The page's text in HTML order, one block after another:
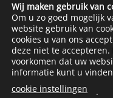
Wij maken gebruik van
Om u zo goed mogelijk
website gebruik van
cookies u van ons
deze niet te
voorkomen dat uw
informatie kunt u
cookie instellingen
.